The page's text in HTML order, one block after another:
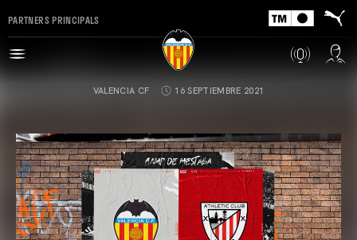
PARTNERS PRINCIPALS
VALENCIA CF 16 SEPTIEMBRE 2021